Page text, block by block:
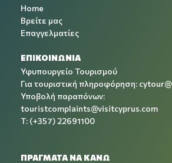
Home
Βρείτε μας
Επαγγελματίες
ΕΠΙΚΟΙΝΩΝΙΑ
Υφυπουργείο Τουρισμού
Για τουριστική πληροφόρηση:
Υποβολή παραπόνων:
touristcomplaints@visitcyprus.com
T: (+357) 22691100
ΠΡΑΓΜΑΤΑ ΝΑ ΚΑΝΩ